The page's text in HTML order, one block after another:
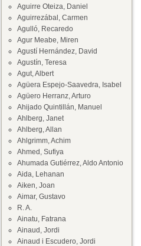
Aguirre Oteiza, Daniel
Aguirrezábal, Carmen
Agulló, Recaredo
Agur Meabe, Miren
Agustí Hernández, David
Agustín, Teresa
Agut, Albert
Agüera Espejo-Saavedra, Isabel
Agüero Herranz, Arturo
Ahijado Quintillán, Manuel
Ahlberg, Janet
Ahlberg, Allan
Ahlgrimm, Achim
Ahmed, Sufiya
Ahumada Gutiérrez, Aldo Antonio
Aida, Lehanan
Aiken, Joan
Aimar, Gustavo
R. A.
Ainatu, Fatrana
Ainaud, Jordi
Ainaud i Escudero, Jordi